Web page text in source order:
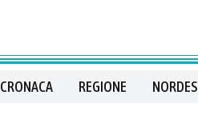
CRONACA REGIONE